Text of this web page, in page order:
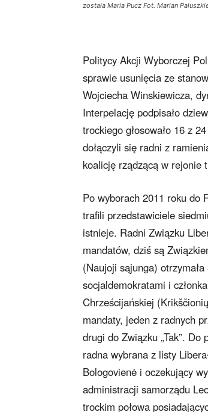
została Maria Pucz Fot. Marian
Politycy Akcji Wyborczej
sprawie usunięcia ze
Wojciecha Winskiewicza,
Interpelację podpisało
trockiego głosowało 16 z
dołączyli się radni z
koalicję rządzącą w rejonie
Po wyborach 2011 roku do
trafili przedstawiciele
istnieje. Radni Związku
mandatów, dziś są
(Naujoji sąjunga)
socjaldemokratami i
Chrześcijańskiej
mandaty, jeden z radnych
drugi do Związku „Tak”.
radna wybrana z listy
Bologovienė i oczekujący
administracji samorządu
trockim połowa